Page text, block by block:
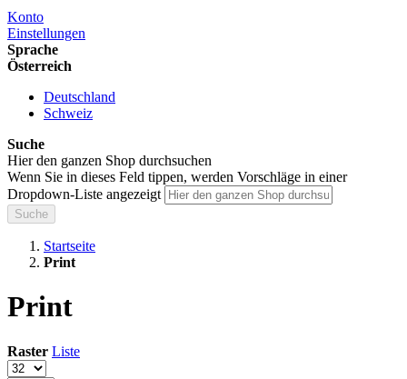
Konto
Einstellungen
Sprache
Österreich
Deutschland
Schweiz
Suche
Hier den ganzen Shop durchsuchen
Wenn Sie in dieses Feld tippen, werden Vorschläge in einer
Dropdown-Liste angezeigt
Suche
Startseite
Print
Print
Raster Liste